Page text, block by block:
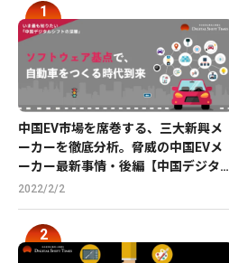
中国EV市場を席巻する、三大新興メ
ーカーを徹底分析。脅威の中国EVメ
ーカー最新事情・後編【中国デジタル
企業最前線】
2022/2/2